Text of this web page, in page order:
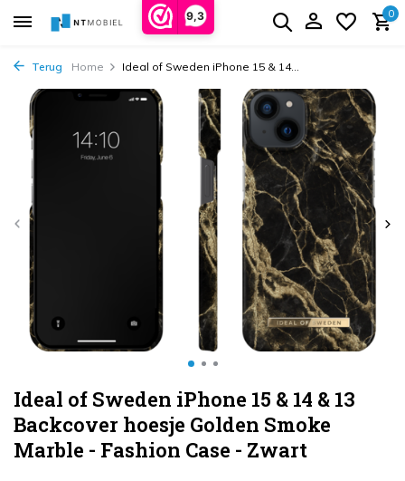
9,3 0
Terug Home Ideal of Sweden iPhone 15 & 14...
Ideal of Sweden iPhone 15 & 14 & 13
Backcover hoesje Golden Smoke
Marble - Fashion Case - Zwart